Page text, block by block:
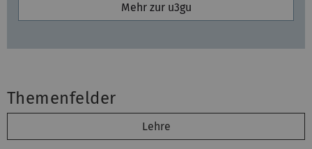
Mehr zur u3gu
Themenfelder
Lehre